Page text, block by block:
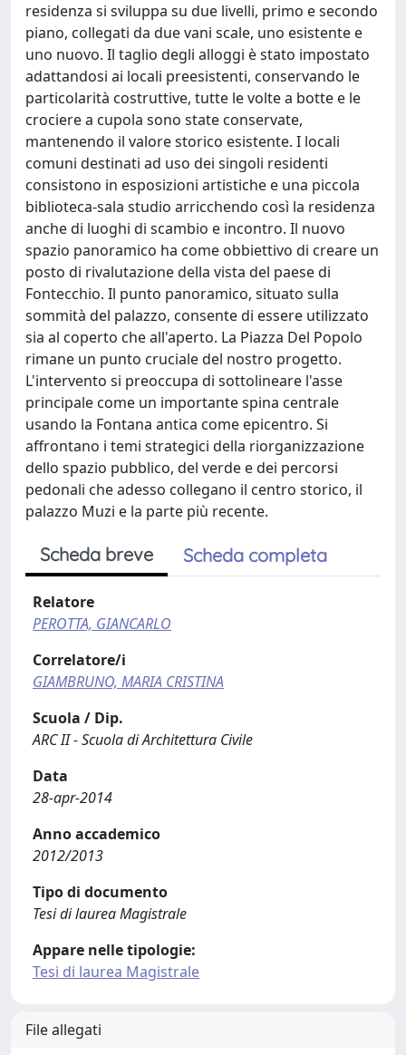
residenza si sviluppa su due livelli, primo e secondo
piano, collegati da due vani scale, uno esistente e
uno nuovo. Il taglio degli alloggi è stato impostato
adattandosi ai locali preesistenti, conservando le
particolarità costruttive, tutte le volte a botte e le
crociere a cupola sono state conservate,
mantenendo il valore storico esistente. I locali
comuni destinati ad uso dei singoli residenti
consistono in esposizioni artistiche e una piccola
biblioteca-sala studio arricchendo così la residenza
anche di luoghi di scambio e incontro. Il nuovo
spazio panoramico ha come obbiettivo di creare un
posto di rivalutazione della vista del paese di
Fontecchio. Il punto panoramico, situato sulla
sommità del palazzo, consente di essere utilizzato
sia al coperto che all'aperto. La Piazza Del Popolo
rimane un punto cruciale del nostro progetto.
L'intervento si preoccupa di sottolineare l'asse
principale come un importante spina centrale
usando la Fontana antica come epicentro. Si
affrontano i temi strategici della riorganizzazione
dello spazio pubblico, del verde e dei percorsi
pedonali che adesso collegano il centro storico, il
palazzo Muzi e la parte più recente.
Scheda breve Scheda completa
Relatore
PEROTTA, GIANCARLO
Correlatore/i
GIAMBRUNO, MARIA CRISTINA
Scuola / Dip.
ARC II - Scuola di Architettura Civile
Data
28-apr-2014
Anno accademico
2012/2013
Tipo di documento
Tesi di laurea Magistrale
Appare nelle tipologie:
Tesi di laurea Magistrale
File allegati